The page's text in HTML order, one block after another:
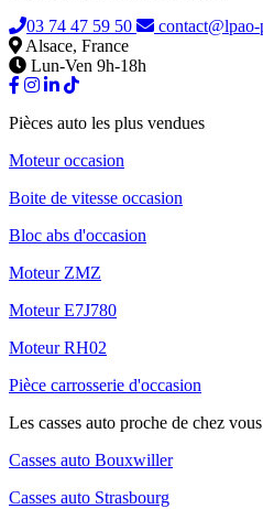
03 74 47 59 50
Alsace, France
Lun-Ven 9h-18h
Pièces auto les plus vendues
Moteur occasion
Boite de vitesse occasion
Bloc abs d'occasion
Moteur ZMZ
Moteur E7J780
Moteur RH02
Pièce carrosserie d'occasion
Les casses auto proche de chez vous
Casses auto Bouxwiller
Casses auto Strasbourg